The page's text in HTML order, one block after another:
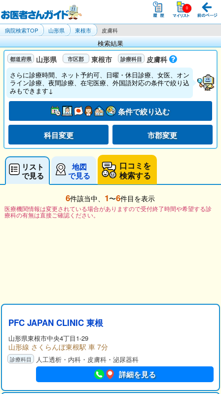
病院検索TOP 山形県 東根市 皮膚科
検索結果
山形県 東根市 皮膚科
さらに診療時間、ネット予約可、日曜・休日診療、女医、オン
ライン診療、夜間診療、在宅医療、外国語対応の条件で絞り込
みもできます↓
条件で絞り込む
科目変更 市郡変更
リスト
で見る
地図
で見る
口コミを
検索する
6件該当中、 1〜6件目を表示
医療機関情報は変更されている場合がありますので受付終了時間や希望する診
療科の有無は直接ご確認ください。
PFC JAPAN CLINIC 東根
山形県東根市中央4丁目1-29
山形線 さくらんぼ東根駅 車 7分
人工透析・内科・皮膚科・泌尿器科
詳細を見る